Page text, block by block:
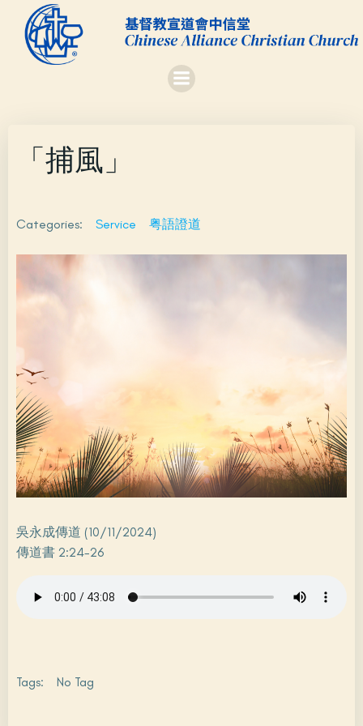
to
content
「捕風」
Categories: Service 粤語證道
吳永成傳道 (10/11/2024)
傳道書 2:24-26
Tags: No Tag